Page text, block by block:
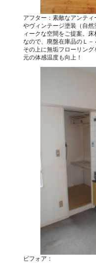
アフター：素敵なアンテ
やヴィンテージ塗装（自
ィークな空間をご提案。
なので、廃盤在庫品のＬ－
その上に無垢フローリン
元の体感温度も向上！
ビフォア：